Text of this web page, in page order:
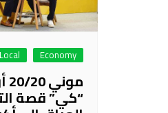
Economy
Local
“كي” قصة